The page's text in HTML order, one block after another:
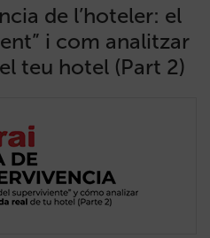
de l’hoteler: el
i com analitzar
teu hotel (Part 2)